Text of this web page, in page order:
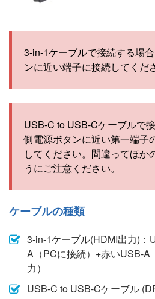
3-in-1ケーブルで接続する場合
ンに近い端子に接続してくだ
USB-C to USB-Cケーブルで接
側電源ボタンに近い第一端子
してください。 間違ってほか
うにご注意ください。
ケーブルの種類
3-in-1ケーブル(HDMI出力)：
A（PCに接続）+赤いUSB-A
力）
USB-C to USB-Cケーブル